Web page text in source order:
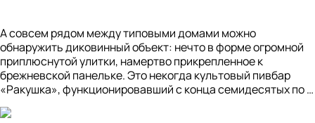
строительство прекратили из-за сравнительно высокой
себестоимости.
В Москве построили всего около десятка таких домов в
период с 1973 по 1983 годы. Для своего времени квартиры в
них считались престижными.
А совсем рядом между типовыми домами можно
обнаружить диковинный объект: нечто в форме огромной
приплюснутой улитки, намертво прикрепленное к
брежневской панельке. Это некогда культовый пивбар
«Ракушка», функционировавший с конца семидесятых по
восемьдесят девятый год.